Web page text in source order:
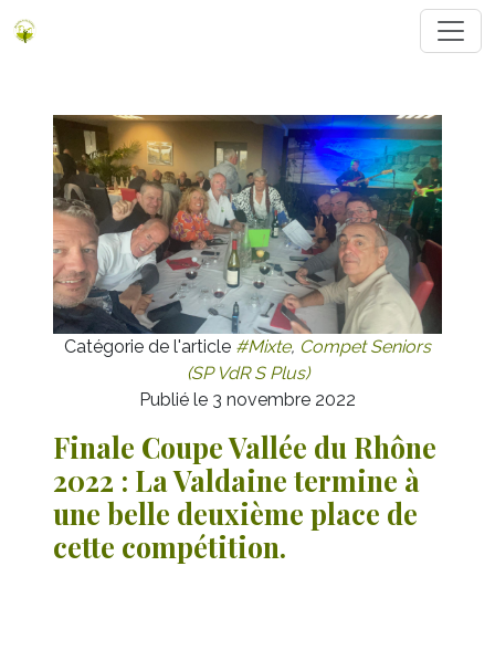
Catégorie de l'article #Mixte, Compet Seniors
(SP VdR S Plus)
Publié le 3 novembre 2022
Finale Coupe Vallée du Rhône
2022 : La Valdaine termine à
une belle deuxième place de
cette compétition.